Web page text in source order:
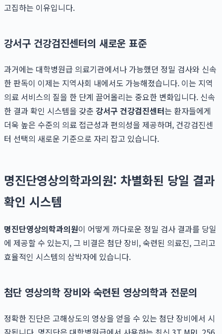
고집하는 이유입니다.
강서구 건강검진센터의 새로운 표준
과거에는 대학병원급 의료기관에서나 가능했던 정밀 검사와 신속
한 판독이 이제는 지역사회 내에서도 가능해졌습니다. 이는 지역
의료 서비스의 질을 한 단계 끌어올리는 중요한 변화입니다. 신속
한 결과 확인 시스템을 갖춘 강서구 건강검진센터는 환자들에게
더욱 높은 수준의 의료 접근성과 편의성을 제공하며, 건강검진센
터 선택의 새로운 기준으로 자리 잡고 있습니다.
명진단영상의학과의원: 차별화된 당일 결과
확인 시스템
명진단영상의학과의원이 어떻게 까다로운 정밀 검사 결과를 당일
에 제공할 수 있는지, 그 비결은 첨단 장비, 숙련된 의료진, 그리고
효율적인 시스템의 삼박자에 있습니다.
첨단 영상의학 장비와 숙련된 영상의학과 전문의
정확한 진단은 고해상도의 영상을 얻을 수 있는 첨단 장비에서 시